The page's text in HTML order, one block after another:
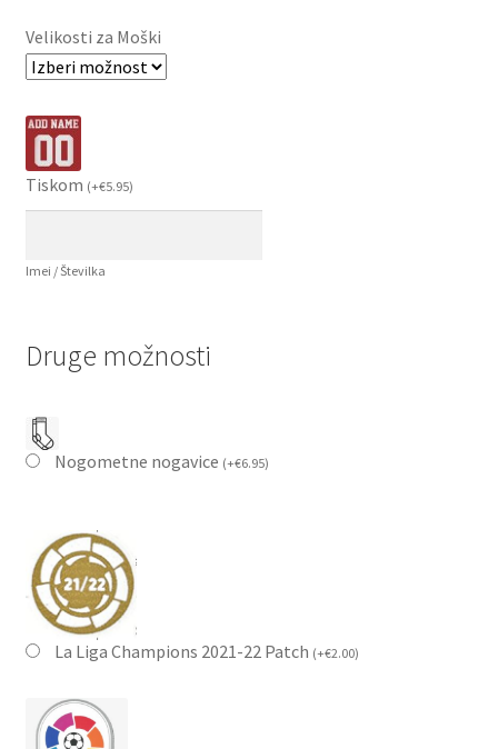
Velikosti za Moški
Tiskom (+€5.95)
Imei / Številka
Druge možnosti
Nogometne nogavice (+€6.95)
La Liga Champions 2021-22 Patch (+€2.00)